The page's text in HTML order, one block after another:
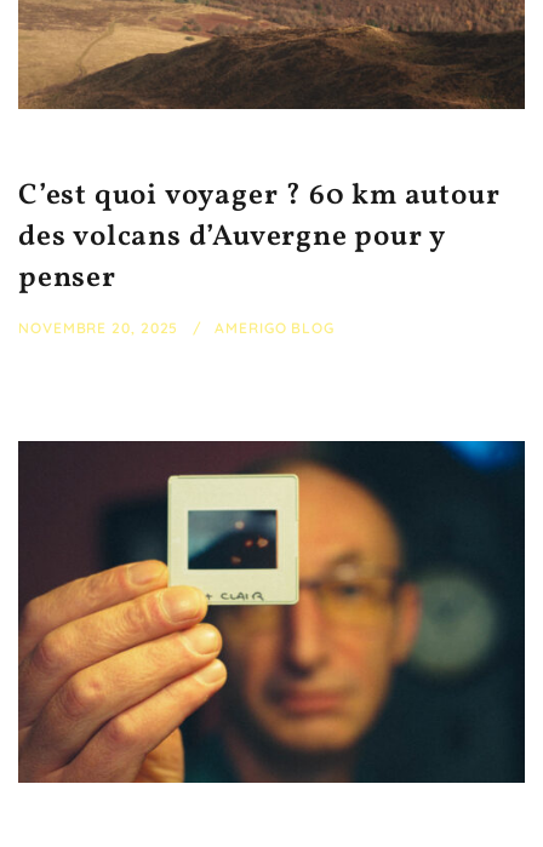
C’est quoi voyager ? 60 km autour
des volcans d’Auvergne pour y
penser
NOVEMBRE 20, 2025 AMERIGO BLOG